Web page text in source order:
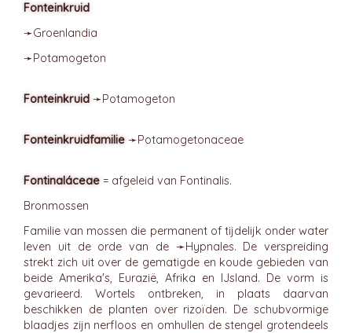
Fonteinkruid
➛Groenlandia
➛Potamogeton
Fonteinkruid ➛Potamogeton
Fonteinkruidfamilie ➛Potamogetonaceae
Fontinaláceae = afgeleid van Fontinalis.
Bronmossen
Familie van mossen die permanent of tijdelijk onder water
leven uit de orde van de ➛Hypnales. De verspreiding
strekt zich uit over de gematigde en koude gebieden van
beide Amerika's, Eurazië, Afrika en IJsland. De vorm is
gevarieerd. Wortels ontbreken, in plaats daarvan
beschikken de planten over rizoïden. De schubvormige
blaadjes zijn nerfloos en omhullen de stengel grotendeels